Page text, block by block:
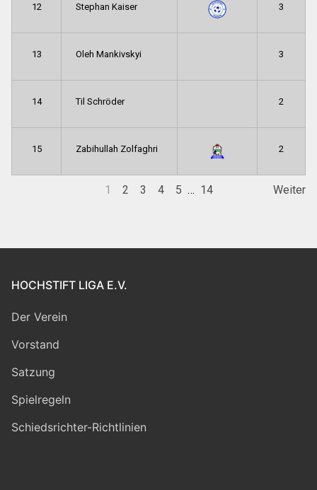
12 Stephan Kaiser 3
13 Oleh Mankivskyi 3
14 Til Schröder 2
15 Zabihullah Zolfaghri 2
1 2 3 4 5 … 14 Weiter
HOCHSTIFT LIGA E.V.
Der Verein
Vorstand
Satzung
Spielregeln
Schiedsrichter-Richtlinien